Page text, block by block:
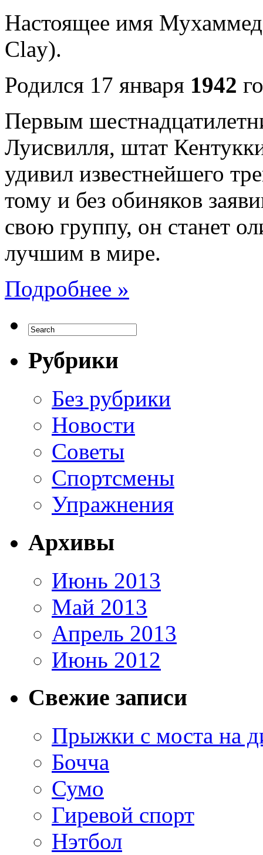
Настоящее имя
Clay).
Родился 17 января 1942
Первым
Луисвилля, штат
удивил известнейшего
тому и без обиняков
свою группу, он станет
лучшим в мире.
Подробнее »
Рубрики
Без рубрики
Новости
Советы
Спортсмены
Упражнения
Архивы
Июнь 2013
Май 2013
Апрель 2013
Июнь 2012
Свежие записи
Прыжки с моста на
Бочча
Сумо
Гиревой спорт
Нэтбол